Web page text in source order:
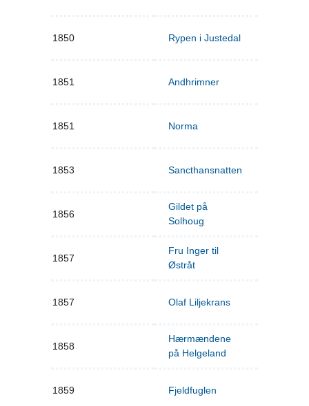
1850 Rypen i Justedal
1851 Andhrimner
1851 Norma
1853 Sancthansnatten
1856
Gildet på
Solhoug
1857
Fru Inger til
Østråt
1857 Olaf Liljekrans
1858
Hærmændene
på Helgeland
1859 Fjeldfuglen